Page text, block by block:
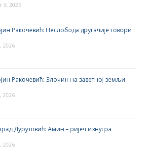
6, 2026
Ракочевић: Неслобода другачије говори
2026
Ракочевић: Злочин на заветној земљи
2026
Дурутовић: Амин – ријеч изнутра
2026